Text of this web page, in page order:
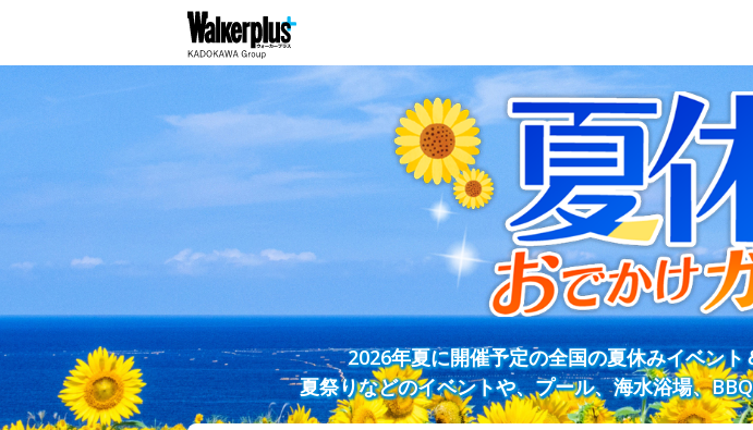
2026年夏に開催予定の全国の夏休みイベン
夏祭りなどのイベントや、プール、海水浴場、